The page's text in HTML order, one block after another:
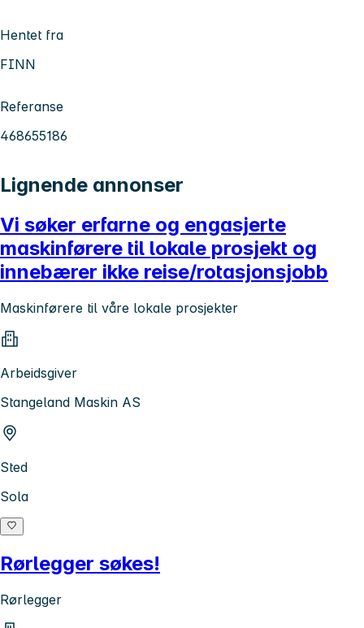
Hentet fra
FINN
Referanse
468655186
Lignende annonser
Vi søker erfarne og engasjerte
maskinførere til lokale prosjekt og
innebærer ikke reise/rotasjonsjobb
Maskinførere til våre lokale prosjekter
Arbeidsgiver
Stangeland Maskin AS
Sted
Sola
Rørlegger søkes!
Rørlegger